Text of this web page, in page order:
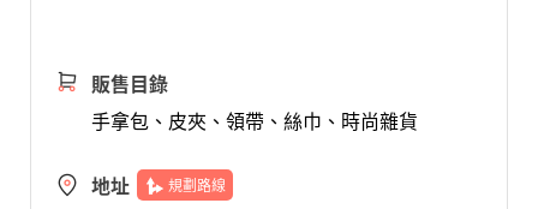
販售目錄
手拿包、皮夾、領帶、絲巾、時尚雜貨
地址 規劃路線